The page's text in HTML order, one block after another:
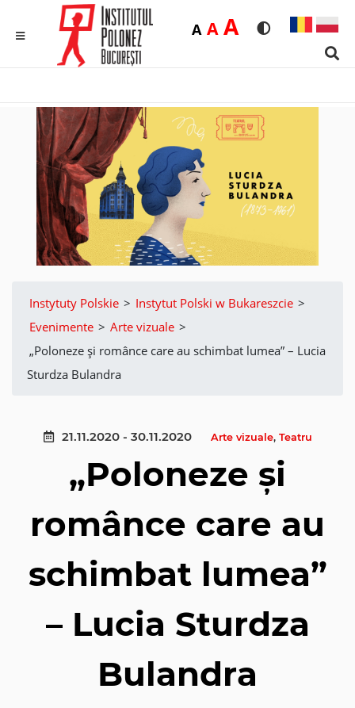
Rozmiar
ADomyślna
AŚrednia
ADużaWersja
Instytuty Polskie > Instytut Polski w Bukareszcie >
Evenimente > Arte vizuale >
„Poloneze și românce care au schimbat lumea” – Lucia
Sturdza Bulandra
21.11.2020 - 30.11.2020 Arte vizuale, Teatru
„Poloneze și
românce care au
schimbat lumea”
– Lucia Sturdza
Bulandra